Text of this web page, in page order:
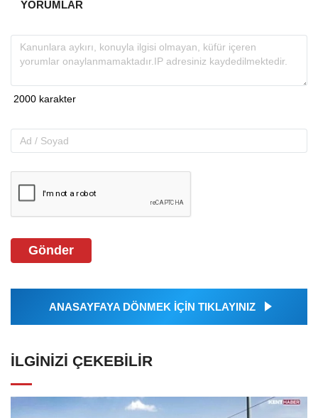
YORUMLAR
Gönder
ANASAYFAYA DÖNMEK İÇİN TIKLAYINIZ
İLGINIZI ÇEKEBILIR